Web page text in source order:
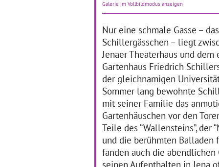
Galerie im Vollbildmodus anzeigen
Nur eine schmale Gasse – das
Schillergässchen – liegt
Jenaer Theaterhaus und dem
Gartenhaus Friedrich
der gleichnamigen
Sommer lang bewohnte
mit seiner Familie das
Gartenhäuschen vor den
Teile des “Wallensteins”, der
und die berühmten Balladen
fanden auch die
seinen Aufenthalten in Jena
Im museumspädagogischen
Projekt BAUHAUS,
Ausstellung in der
Kunsthalle Erfurt,
gestalteten alle
SchülerInnen der Klasse 6a
aus der TGS „Albert
… mehr
–
"Tape Figures“
Uta Schunk
06.06.2019–28.06.2019
Der Einstieg in das Vorhaben